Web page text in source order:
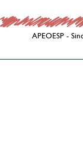
APEOESP -